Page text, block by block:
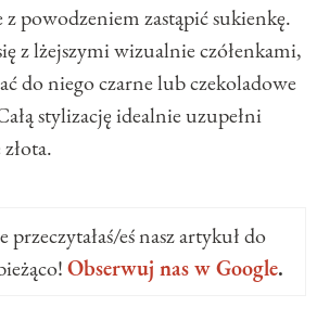
powodzeniem zastąpić sukienkę.
z lżejszymi wizualnie czółenkami,
do niego czarne lub czekoladowe
stylizację idealnie uzupełni
eś nasz artykuł do
Obserwuj nas w Google.